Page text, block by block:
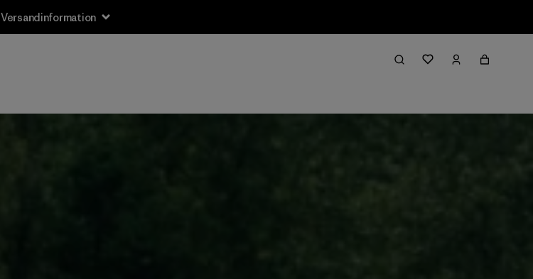
Versandinformation